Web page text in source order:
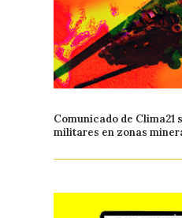
Comunicado de Clima21
militares en zonas